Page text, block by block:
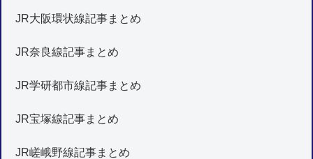
JR大阪環状線記事まとめ
JR奈良線記事まとめ
JR学研都市線記事まとめ
JR宝塚線記事まとめ
JR嵯峨野線記事まとめ